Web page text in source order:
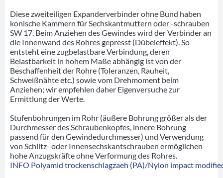
Diese zweiteiligen Expanderverbinder ohne Bund haben
konische Kammern für Sechskantmuttern oder -schrauben
SW 17. Beim Anziehen des Gewindes wird der Verbinder an
die Innenwand des Rohres gepresst (Dübeleffekt). So
entsteht eine zugbelastbare Verbindung, deren
Belastbarkeit in hohem Maße abhängig ist von der
Beschaffenheit der Rohre (Toleranzen, Rauheit,
Schweißnähte etc.) sowie vom Drehmoment beim
Anziehen; wir empfehlen daher Eigenversuche zur
Ermittlung der Werte.
Stufenbohrungen im Rohr (äußere Bohrung größer als der
Durchmesser des Schraubenkopfes, innere Bohrung
passend für den Gewindedurchmesser) und Verwendung
von Schlitz- oder Innensechskantschrauben ermöglichen
hohe Anzugskräfte ohne Verformung des Rohres.
INFO Polyamid trockenschlagzaeh (PA)/Nylon impact